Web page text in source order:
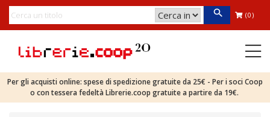
(0)
Per gli acquisti online: spese di spedizione gratuite da 25€ - Per i soci Coop
o con tessera fedeltà Librerie.coop gratuite a partire da 19€.